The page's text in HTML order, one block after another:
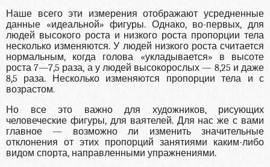
Наше всего эти измерения отображают усредненные
данные «идеальной» фигуры. Однако, во-первых, для
людей высокого роста и низкого роста пропорции тела
несколько изменяются. У людей низкого роста считается
нормальным, когда голова «укладывается» в высоте
роста 7—7,5 раза, а у людей высокорослых — 8,25 и даже
8,5 раза. Несколько изменяются пропорции тела и с
возрастом.
Но все это важно для художников, рисующих
человеческие фигуры, для ваятелей. Для нас же с вами
главное — возможно ли изменить значительные
отклонения от этих пропорций занятиями каким-либо
видом спорта, направленными упражнениями.